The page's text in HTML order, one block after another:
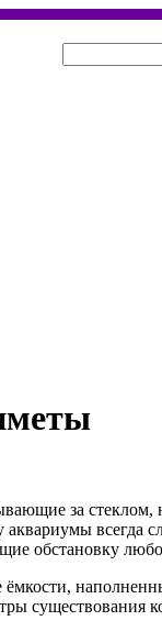
за стеклом,
всегда
обстановку
существования